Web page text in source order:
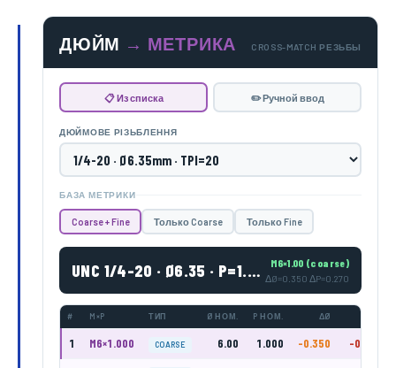
ДЮЙМ → МЕТРИКА CROSS-MATCH РЕЗЬБЫ
📋 Из списка ✏️ Ручной ввод
ДЮЙМОВЕ РІЗЬБЛЕННЯ
БАЗА МЕТРИКИ
Coarse + Fine Только Coarse Только Fine
UNC 1/4-20 · Ø6.35 · P=1.270 M6×1.00 (coarse)
ΔØ=0.350 ΔP=0.270
# M×P ТИП Ø НОМ. P НОМ. ΔØ
1 M6×1.000 COARSE 6.00 1.000 -0.350 -0.270